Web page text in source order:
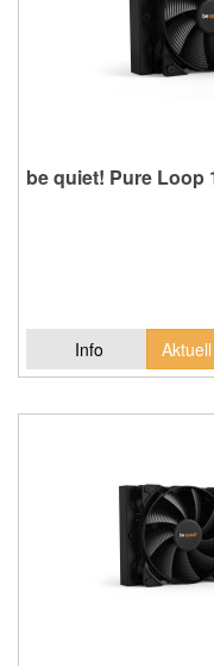
be quiet! Pure Loop
Info